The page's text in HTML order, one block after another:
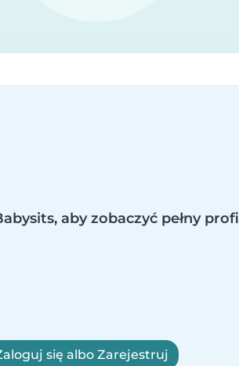
aby zobaczyć pełny
się albo Zarejestruj